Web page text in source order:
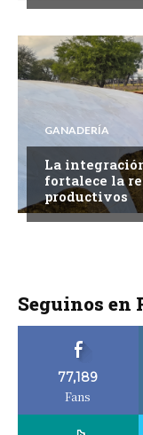
GANADERÍA
La
fortalece la
productivos
Seguinos en
77,189
Fans